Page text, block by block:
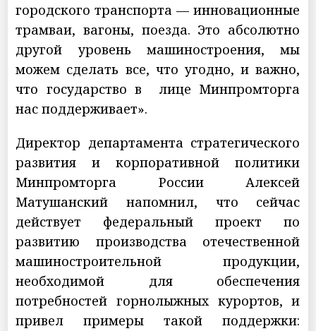
городского транспорта — инновационные
трамваи, вагоны, поезда. Это абсолютно
другой уровень машиностроения, мы
можем сделать все, что угодно, и важно,
что государство в лице Минпромторга
нас поддерживает».
Директор департамента стратегического
развития и корпоративной политики
Минпромторга России Алексей
Матушанский напомнил, что сейчас
действует федеральный проект по
развитию производства отечественной
машиностроительной продукции,
необходимой для обеспечения
потребностей горнолыжных курортов, и
привел примеры такой поддержки: